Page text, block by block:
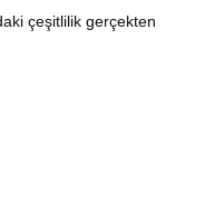
çeşitlilik gerçekten